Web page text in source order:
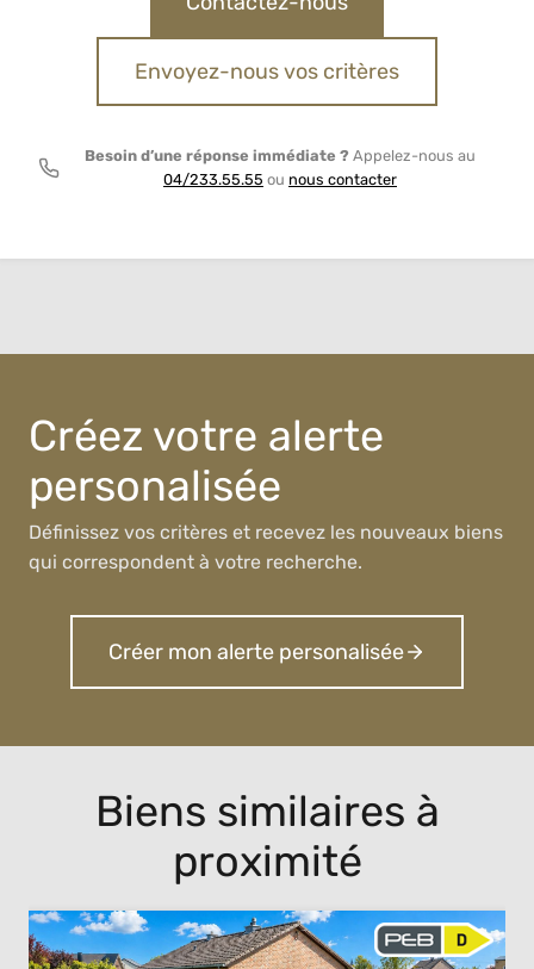
Envoyez-nous vos critères
Besoin d’une réponse immédiate ? Appelez-nous au
04/233.55.55 ou nous contacter
Créez votre alerte
personalisée
Définissez vos critères et recevez les nouveaux biens
qui correspondent à votre recherche.
Créer mon alerte personalisée
Biens similaires à
proximité